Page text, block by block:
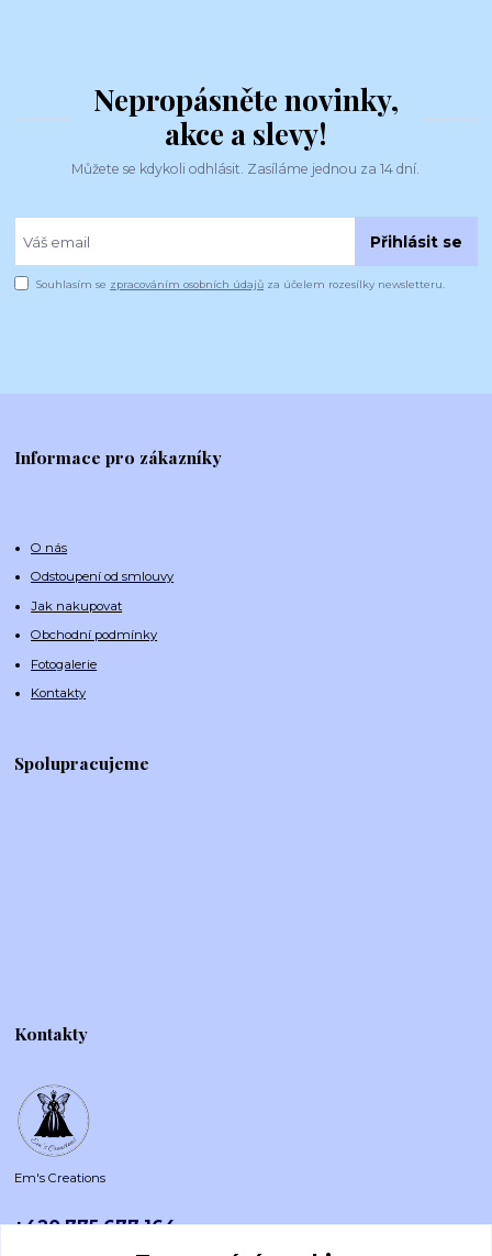
Nepropásněte novinky,
akce a slevy!
Můžete se kdykoli odhlásit. Zasíláme jednou za 14 dní.
Přihlásit se
Souhlasím se zpracováním osobních údajů za účelem rozesílky newsletteru.
Informace pro zákazníky
O nás
Odstoupení od smlouvy
Jak nakupovat
Obchodní podmínky
Fotogalerie
Kontakty
Spolupracujeme
Kontakty
Em's Creations
+420 775 677 164